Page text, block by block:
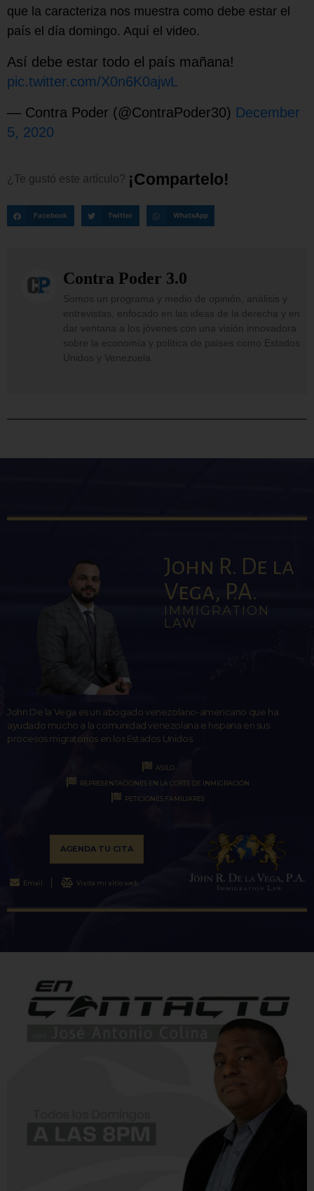
que la caracteriza nos muestra como debe estar el
país el día domingo. Aquí el video.
Así debe estar todo el país mañana!
pic.twitter.com/X0n6K0ajwL
— Contra Poder (@ContraPoder30) December
5, 2020
¿Te gustó este artículo? ¡Comparte o!
Facebook Twitter WhatsApp
Contra Poder 3.0
Somos un programa y medio de opinión, análisis y
entrevistas, enfocado en las ideas de la derecha y en
dar ventana a los jóvenes con una visión innovadora
sobre la economía y política de países como Estados
Unidos y Venezuela.
John R. De la
Vega, P.A.
IMMIGRATION
LAW
John De la Vega es un abogado venezolano-americano que ha
ayudado mucho a la comunidad venezolana e hispana en sus
procesos migratorios en los Estados Unidos.
ASILO
REPRESENTACIONES EN LA CORTE DE INMIGRACIÓN
PETICIONES FAMILIARES
AGENDA TU CITA
Email Visita mi sitio web